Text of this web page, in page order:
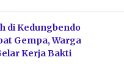
di Kedungbendo
Gempa, Warga
Kerja Bakti